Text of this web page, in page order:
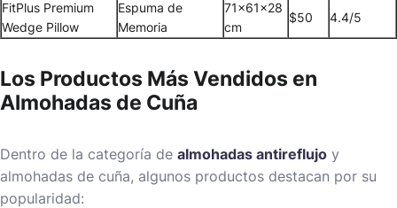
FitPlus Premium
Wedge Pillow
Espuma de
Memoria
71x61x28
cm
$50 4.4/5
Los Productos Más Vendidos en
Almohadas de Cuña
Dentro de la categoría de almohadas antireflujo y
almohadas de cuña, algunos productos destacan por su
popularidad: